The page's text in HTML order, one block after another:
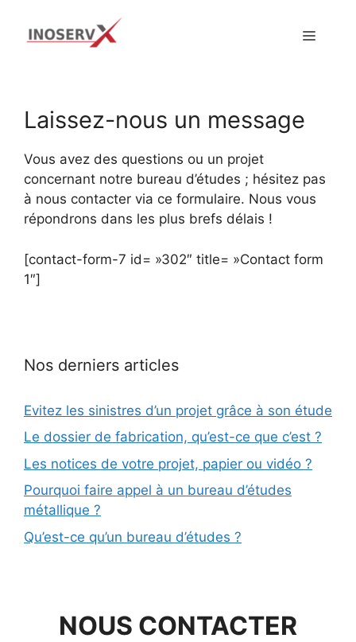
MENU
CONTACT
Laissez-nous un message
Vous avez des questions ou un projet
concernant notre bureau d’études ; hésitez pas
à nous contacter via ce formulaire. Nous vous
répondrons dans les plus brefs délais !
[contact-form-7 id= »302″ title= »Contact form
1″]
Nos derniers articles
Evitez les sinistres d’un projet grâce à son étude
Le dossier de fabrication, qu’est-ce que c’est ?
Les notices de votre projet, papier ou vidéo ?
Pourquoi faire appel à un bureau d’études
métallique ?
Qu’est-ce qu’un bureau d’études ?
NOUS CONTACTER